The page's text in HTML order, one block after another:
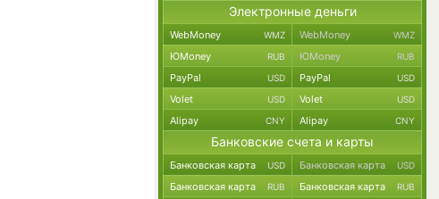
Электронные деньги
WebMoney WMZ WebMoney WMZ
ЮMoney RUB ЮMoney RUB
PayPal USD PayPal USD
Volet USD Volet USD
Alipay CNY Alipay CNY
Банковские счета и карты
Банковская карта USD Банковская карта USD
Банковская карта RUB Банковская карта RUB